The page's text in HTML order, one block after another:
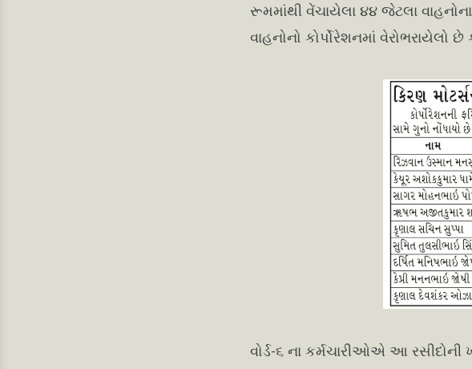
રૂમમાંથી વેંચાયેલા ૪૪ જેટલા
વાહનોનો કોર્પોરેશનમાં વેરોભરાયેલો
વોર્ડ-૬ ના કર્મચારીઓએ આ રસીદોની